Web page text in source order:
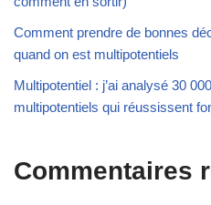
Comment prendre de bonnes
quand on est multipotentiels
Multipotentiel : j’ai analysé 30
multipotentiels qui réussissent
Commentaires